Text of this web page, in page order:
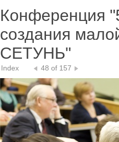
Конференция
создания
СЕТУНЬ"
Index 48 of 157